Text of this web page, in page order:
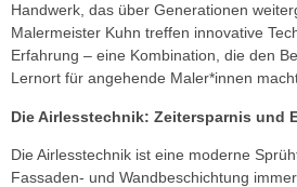
Handwerk, das über Generationen
Malermeister Kuhn treffen innovative
Erfahrung – eine Kombination, die den
Lernort für angehende Maler*innen
Die Airlesstechnik: Zeitersparnis und
Die Airlesstechnik ist eine moderne
Fassaden- und Wandbeschichtung